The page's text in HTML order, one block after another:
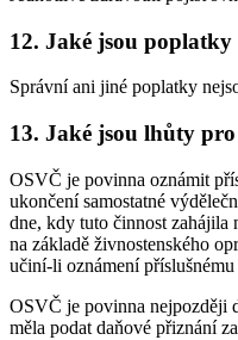
12. Jaké jsou
Správní ani jiné poplatky
13. Jaké jsou lhůty
OSVČ je povinna oznámit
ukončení samostatné
dne, kdy tuto činnost zahájila
na základě živnostenského
učiní-li oznámení
OSVČ je povinna nejpozději
měla podat daňové přiznání